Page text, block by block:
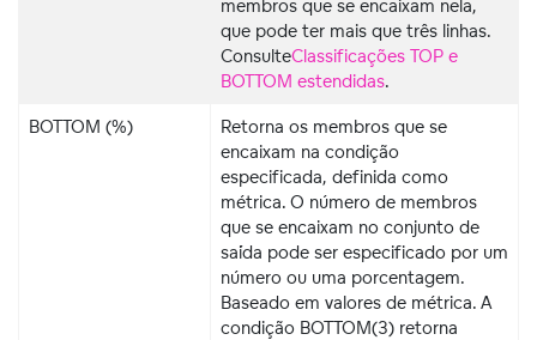
membros que se encaixam nela,
que pode ter mais que três linhas.
ConsulteClassificações TOP e
BOTTOM estendidas.
BOTTOM (%)
Retorna os membros que se
encaixam na condição
especificada, definida como
métrica. O número de membros
que se encaixam no conjunto de
saída pode ser especificado por um
número ou uma porcentagem.
Baseado em valores de métrica. A
condição BOTTOM(3) retorna